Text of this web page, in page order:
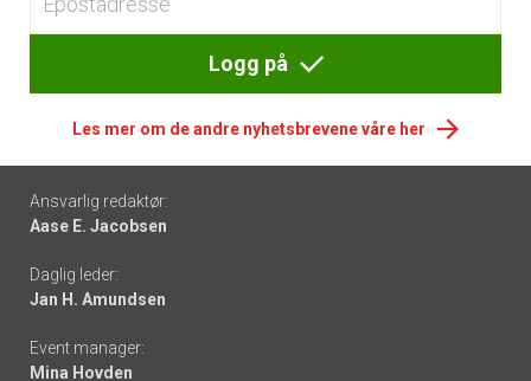
Logg på
Les mer om de andre nyhetsbrevene våre her
Footer
-
links
Ansvarlig redaktør:
Aase E. Jacobsen
Daglig leder:
Jan H. Amundsen
Event manager:
Mina Hovden